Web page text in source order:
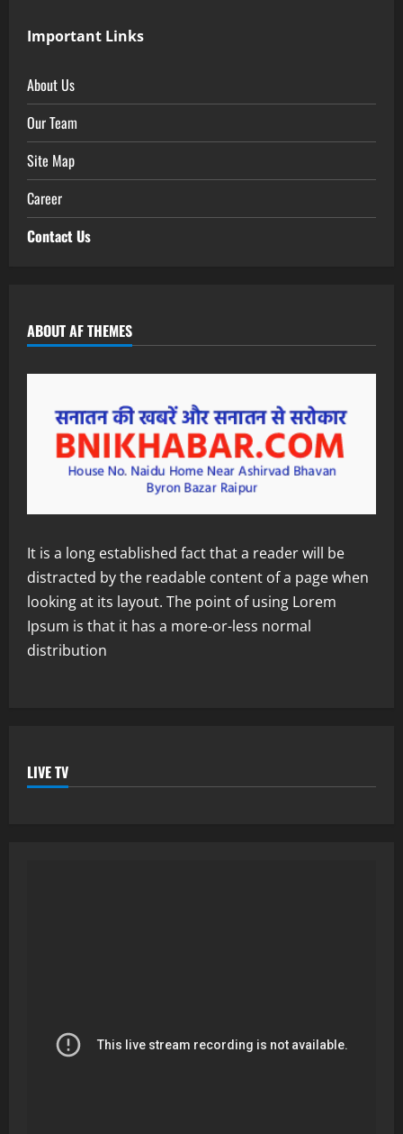
Important Links
About Us
Our Team
Site Map
Career
Contact Us
ABOUT AF THEMES
It is a long established fact that a reader will be
distracted by the readable content of a page when
looking at its layout. The point of using Lorem
Ipsum is that it has a more-or-less normal
distribution
LIVE TV